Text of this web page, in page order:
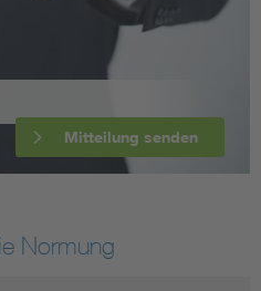
Mitteilung senden
Normung